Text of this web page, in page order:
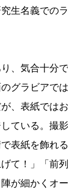
生名義での
、気合十分
グラビアで
、表紙では
ている。撮
表紙を飾れ
て！」「前
が細かくオ